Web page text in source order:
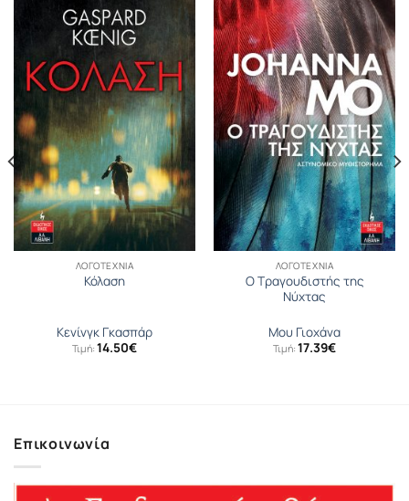
ΛΟΓΟΤΕΧΝΊΑ
Κόλαση
Κενίνγκ Γκασπάρ
Τιμή: 14.50€
ΛΟΓΟΤΕΧΝΊΑ
Ο Τραγουδιστής της
Νύχτας
Μου Γιοχάνα
Τιμή: 17.39€
Επικοινωνία